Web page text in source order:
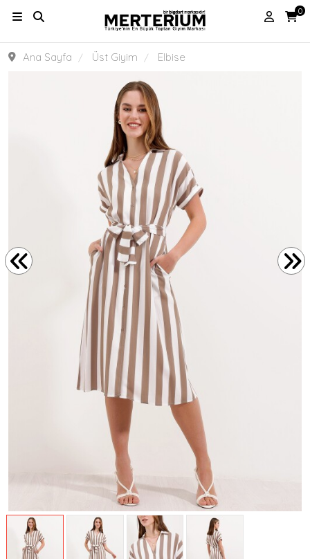
0
Ana Sayfa Üst Giyim Elbise